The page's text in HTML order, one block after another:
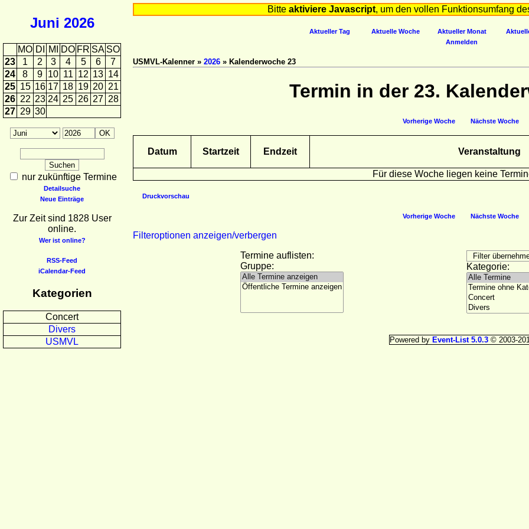
Juni 2026
MO DI MI DO FR SA SO
23
1 2 3 4 5 6
7
24
8 9 10 11 12 13 14
25 15 16 17 18 19 20 21
26 22 23 24 25 26 27 28
27 29 30
nur zukünftige Termine
Detailsuche
Neue Einträge
Zur Zeit sind 1828 User
online.
Wer ist online?
RSS-Feed
iCalendar-Feed
Kategorien
Concert
Divers
USMVL
Bitte aktiviere Javascript, um den vollen Funktionsumfang
Aktueller Tag Aktuelle Woche Aktueller Monat
Anmelden
USMVL-Kalenner » 2026 » Kalenderwoche 23
Termin in der 23.
Vorherige Woche Nächste Woche
Datum Startzeit Endzeit Veranstaltung
Für diese Woche liegen keine
Druckvorschau
Vorherige Woche Nächste Woche
Filteroptionen anzeigen/verbergen
Termine auflisten:
Gruppe:
Kategorie:
Powered by Event-List 5.0.3© 2003-